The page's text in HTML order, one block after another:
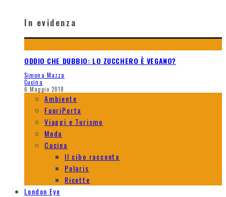
In evidenza
ODDIO CHE DUBBIO: LO ZUCCHERO È VEGANO?
Simona Mazza
Cucina
6 Maggio 2018
Ambiente
FuoriPorta
Viaggi e Turismo
Moda
Cucina
Il cibo racconta
Polaris
Ricette
London Eye